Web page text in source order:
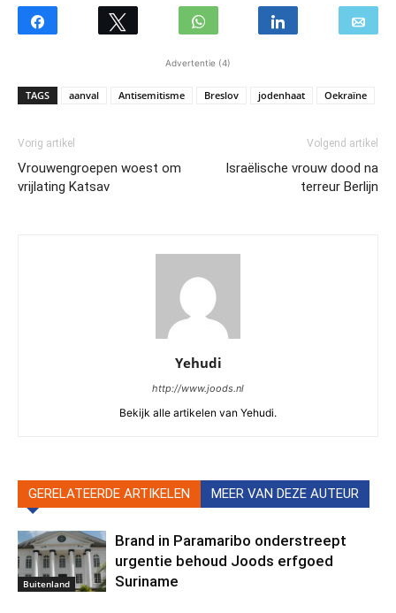
Advertentie (4)
TAGS aanval Antisemitisme Breslov jodenhaat Oekraïne
Vorig artikel
Vrouwengroepen woest om
vrijlating Katsav
Volgend artikel
Israëlische vrouw dood na
terreur Berlijn
Yehudi
http://www.joods.nl
Bekijk alle artikelen van Yehudi.
GERELATEERDE ARTIKELEN MEER VAN DEZE AUTEUR
Buitenland
Brand in Paramaribo onderstreept
urgentie behoud Joods erfgoed
Suriname